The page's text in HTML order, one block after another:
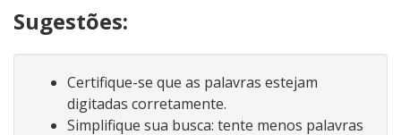
Sugestões:
Certifique-se que as palavras estejam
digitadas corretamente.
Simplifique sua busca: tente menos palavras